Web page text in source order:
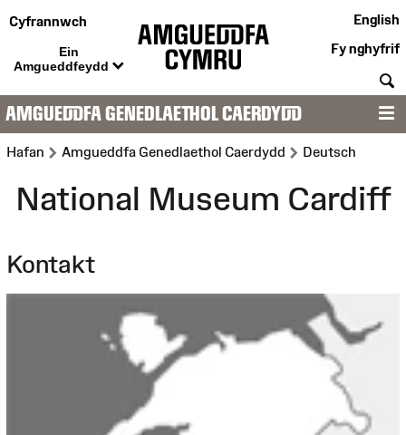
Cyfrannwch
Ein
Amgueddfeydd
English
Fy nghyfrif
AMGUEDDFA GENEDLAETHOL CAERDYDD
Hafan >Amgueddfa Genedlaethol Caerdydd >Deutsch
National Museum Cardiff
Kontakt